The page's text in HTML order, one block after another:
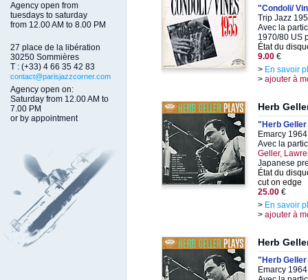
Agency open from
tuesdays to saturday
from 12.00 AM to 8.00 PM
27 place de la libération
30250 Sommières
T : (+33) 4 66 35 42 83
contact@parisjazzcorner.com
Agency open on:
Saturday from 12.00 AM to
7.00 PM
or by appointment
"Condoli/
Trip Jazz
Avec la
1970/80 US
État du
9.00 €
> En savoir
> ajouter à
Herb
"Herb
Emarcy
Avec la
Geller,
Japanese
État du
cut on edge
25.00 €
> En savoir
> ajouter à
Herb
"Herb
Emarcy